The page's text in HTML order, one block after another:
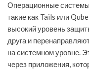
Операционные
такие как Tails или
высокий уровень
друга и
на системном уровне.
через приложения,